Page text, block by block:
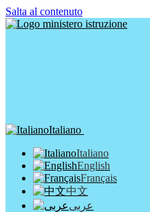
Salta al contenuto
Italiano
Italiano
English
Français
中文
عربى